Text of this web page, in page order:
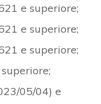
e superiore;
e superiore;
e superiore;
05/04) e